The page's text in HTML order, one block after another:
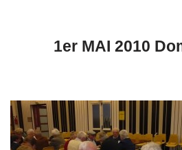
1er MAI 2010